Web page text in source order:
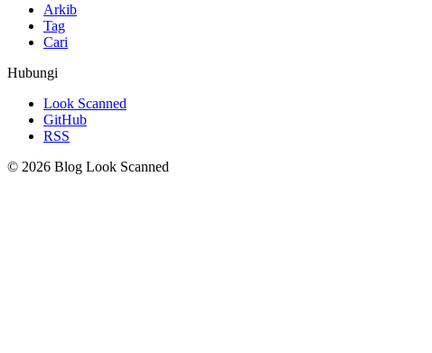
Arkib
Tag
Cari
Hubungi
Look Scanned
GitHub
RSS
© 2026 Blog Look Scanned